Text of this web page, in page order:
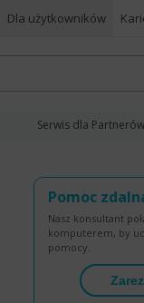
Dla użytkowników
Serwis dla Partnerów
Pomoc
Nasz konsultant
komputerem, by
pomocy.